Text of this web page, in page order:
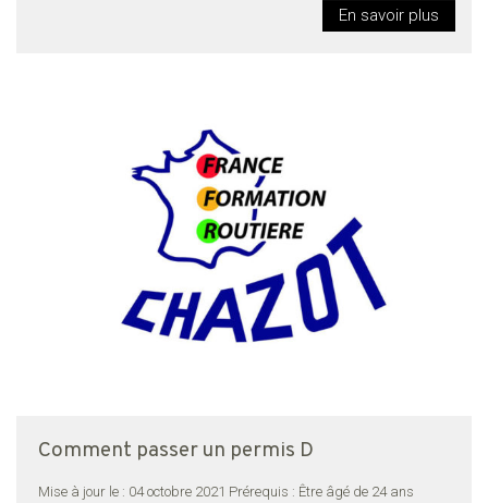
En savoir plus
Comment passer un permis D
Mise à jour le : 04 octobre 2021 Prérequis : Être âgé de 24 ans